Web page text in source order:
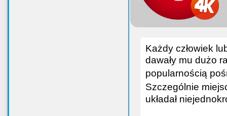
Każdy człowiek
dawały mu dużo
popularnością
Szczególnie
układał